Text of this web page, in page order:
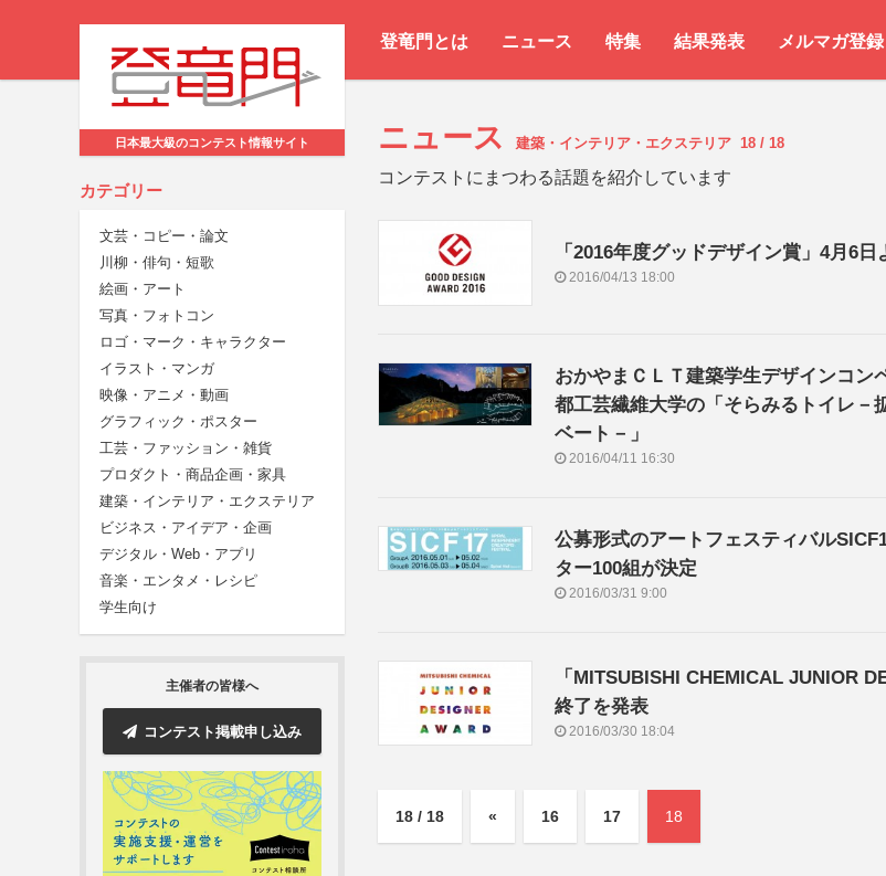
登竜門とは ニュース 特集 結果発表 メルマガ登録
日本最大級のコンテスト情報サイト
カテゴリー
文芸・コピー・論文
川柳・俳句・短歌
絵画・アート
写真・フォトコン
ロゴ・マーク・キャラクター
イラスト・マンガ
映像・アニメ・動画
グラフィック・ポスター
工芸・ファッション・雑貨
プロダクト・商品企画・家具
建築・インテリア・エクステリア
ビジネス・アイデア・企画
デジタル・Web・アプリ
音楽・エンタメ・レシピ
学生向け
主催者の皆様へ
コンテスト掲載申し込み
ニュース 建築・インテリア・エクステリア 18 / 18
コンテストにまつわる話題を紹介しています
「2016年度グッドデザイン賞」4月6
2016/04/13 18:00
おかやまＣＬＴ建築学生デザインコン
都工芸繊維大学の「そらみるトイレ－
ベート－」
2016/04/11 16:30
公募形式のアートフェスティバル
ター100組が決定
2016/03/31 9:00
「MITSUBISHI CHEMICAL JUNIOR
終了を発表
2016/03/30 18:04
18 / 18 « 16 17 18